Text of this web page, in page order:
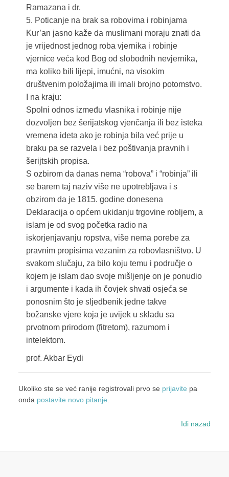
Ramazana i dr.
5. Poticanje na brak sa robovima i robinjama
Kur’an jasno kaže da muslimani moraju znati da
je vrijednost jednog roba vjernika i robinje
vjernice veća kod Bog od slobodnih nevjernika,
ma koliko bili lijepi, imućni, na visokim
društvenim položajima ili imali brojno potomstvo.
I na kraju:
Spolni odnos između vlasnika i robinje nije
dozvoljen bez šerijatskog vjenčanja ili bez isteka
vremena ideta ako je robinja bila već prije u
braku pa se razvela i bez poštivanja pravnih i
šerijtskih propisa.
S ozbirom da danas nema “robova” i “robinja” ili
se barem taj naziv više ne upotrebljava i s
obzirom da je 1815. godine donesena
Deklaracija o općem ukidanju trgovine robljem, a
islam je od svog početka radio na
iskorjenjavanju ropstva, više nema porebe za
pravnim propisima vezanim za robovlasništvo. U
svakom slučaju, za bilo koju temu i područje o
kojem je islam dao svoje mišljenje on je ponudio
i argumente i kada ih čovjek shvati osjeća se
ponosnim što je sljedbenik jedne takve
božanske vjere koja je uvijek u skladu sa
prvotnom prirodom (fitretom), razumom i
intelektom.
prof. Akbar Eydi
Ukoliko ste se već ranije registrovali prvo se prijavite pa
onda postavite novo pitanje.
Idi nazad